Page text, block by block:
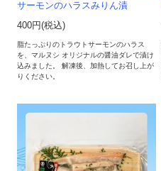
サーモンのハラスみりん漬
400円(税込)
脂たっぷりのトラウトサーモンのハラス
を、マルヌシ オリジナルの醤油ダレで漬け
込みました。 解凍後、加熱してお召し上が
りください。